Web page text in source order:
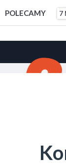
POLECAMY
Doświadczeniem Zawodowym 7